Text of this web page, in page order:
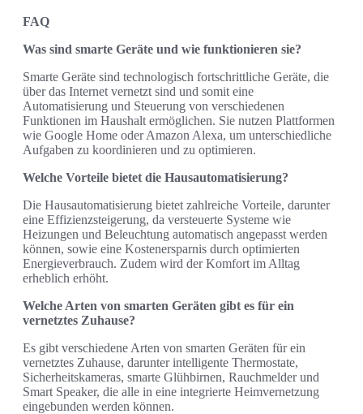
FAQ
Was sind smarte Geräte und wie funktionieren sie?
Smarte Geräte sind technologisch fortschrittliche Geräte, die
über das Internet vernetzt sind und somit eine
Automatisierung und Steuerung von verschiedenen
Funktionen im Haushalt ermöglichen. Sie nutzen Plattformen
wie Google Home oder Amazon Alexa, um unterschiedliche
Aufgaben zu koordinieren und zu optimieren.
Welche Vorteile bietet die Hausautomatisierung?
Die Hausautomatisierung bietet zahlreiche Vorteile, darunter
eine Effizienzsteigerung, da versteuerte Systeme wie
Heizungen und Beleuchtung automatisch angepasst werden
können, sowie eine Kostenersparnis durch optimierten
Energieverbrauch. Zudem wird der Komfort im Alltag
erheblich erhöht.
Welche Arten von smarten Geräten gibt es für ein
vernetztes Zuhause?
Es gibt verschiedene Arten von smarten Geräten für ein
vernetztes Zuhause, darunter intelligente Thermostate,
Sicherheitskameras, smarte Glühbirnen, Rauchmelder und
Smart Speaker, die alle in eine integrierte Heimvernetzung
eingebunden werden können.